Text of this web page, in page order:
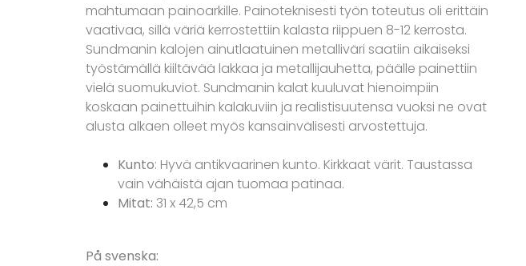
mahtumaan painoarkille. Painoteknisesti työn toteutus oli erittäin
vaativaa, sillä väriä kerrostettiin kalasta riippuen 8-12 kerrosta.
Sundmanin kalojen ainutlaatuinen metalliväri saatiin aikaiseksi
työstämällä kiiltävää lakkaa ja metallijauhetta, päälle painettiin
vielä suomukuviot. Sundmanin kalat kuuluvat hienoimpiin
koskaan painettuihin kalakuviin ja realistisuutensa vuoksi ne ovat
alusta alkaen olleet myös kansainvälisesti arvostettuja.
Kunto: Hyvä antikvaarinen kunto. Kirkkaat värit. Taustassa
vain vähäistä ajan tuomaa patinaa.
Mitat: 31 x 42,5 cm
På svenska: